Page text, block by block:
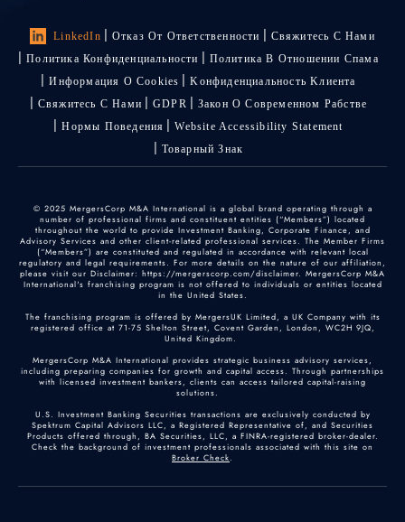
LinkedIn Отказ От Ответственности
Свяжитесь С Нами
Политика Конфиденциальности
Политика В Отношении Спама
Информация О Cookies
Kонфиденциальность Kлиента
Свяжитесь С Нами
GDPR
Закон О Современном Рабстве
Нормы Поведения
Website Accessibility Statement
Товарный Знак
© 2025 MergersCorp M&A International is a global brand operating through a
number of professional firms and constituent entities (“Members”) located
throughout the world to provide Investment Banking, Corporate Finance, and
Advisory Services and other client-related professional services. The Member Firms
(“Members”) are constituted and regulated in accordance with relevant local
regulatory and legal requirements. For more details on the nature of our affiliation,
please visit our Disclaimer: https://mergerscorp.com/disclaimer. MergersCorp M&A
International's franchising program is not offered to individuals or entities located
in the United States.
The franchising program is offered by MergersUK Limited, a UK Company with its
registered office at 71-75 Shelton Street, Covent Garden, London, WC2H 9JQ,
United Kingdom.
MergersCorp M&A International provides strategic business advisory services,
including preparing companies for growth and capital access. Through partnerships
with licensed investment bankers, clients can access tailored capital-raising
solutions.
U.S. Investment Banking Securities transactions are exclusively conducted by
Spektrum Capital Advisors LLC, a Registered Representative of, and Securities
Products offered through, BA Securities, LLC, a FINRA-registered broker-dealer.
Check the background of investment professionals associated with this site on
Broker Check.